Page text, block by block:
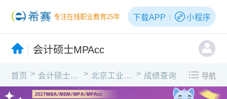
专注在线职业教育25年 下载APP 小程序
会计硕士MPAcc
首页 > 会计硕士MPAcc > 北京工业大学 > 成绩查询 导航